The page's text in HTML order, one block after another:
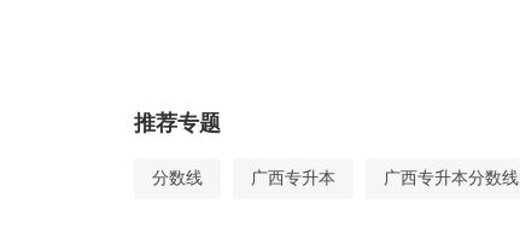
推荐专题
分数线 广西专升本 广西专升本分数线